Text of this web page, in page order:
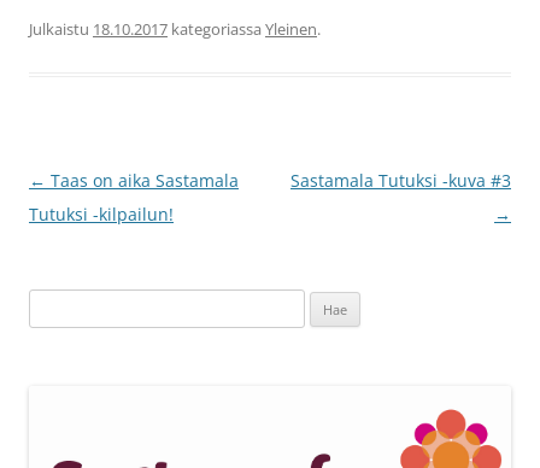
Julkaistu 18.10.2017 kategoriassa Yleinen.
Artikkelien
selaus
← Taas on aika Sastamala
Tutuksi -kilpailun!
Sastamala Tutuksi -kuva #3
→